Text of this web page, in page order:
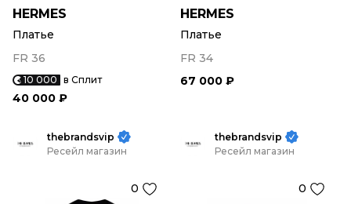
HERMES
Платье
FR 36
10 000 в Сплит
40 000 ₽
HERMES
Платье
FR 34
67 000 ₽
thebrandsvip
Ресейл магазин
0
thebrandsvip
Ресейл магазин
0